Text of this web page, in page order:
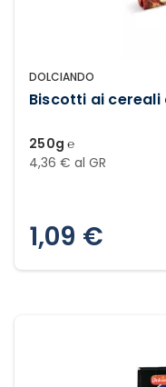
DOLCIANDO
Biscotti ai
250g ℮
4,36 € al GR
1,09 €